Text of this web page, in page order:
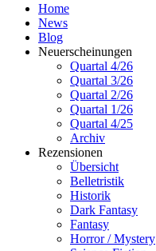
Home
News
Blog
Neuerscheinungen
Quartal 4/26
Quartal 3/26
Quartal 2/26
Quartal 1/26
Quartal 4/25
Archiv
Rezensionen
Übersicht
Belletristik
Historik
Dark Fantasy
Fantasy
Horror / Mystery